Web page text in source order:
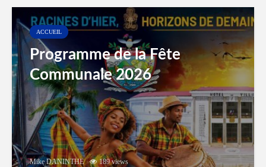
ACCUEIL
Programme de la Fête
Communale 2026
Mike DANINTHE 189 views